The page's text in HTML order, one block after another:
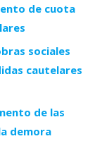
de cuota
sociales
cautelares
de las
demora